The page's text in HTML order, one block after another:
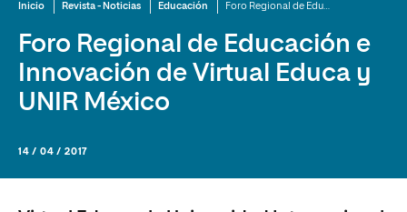
Inicio Revista - Noticias Educación
Foro Regional de Educación e
Innovación de Virtual Educa y
UNIR México
14 / 04 / 2017